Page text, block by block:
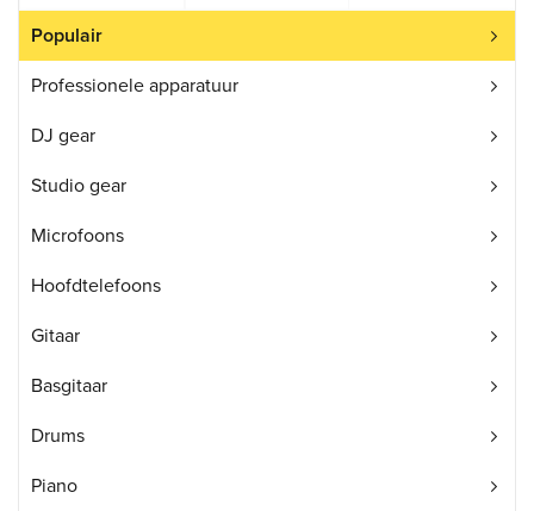
Populair
Professionele apparatuur
DJ gear
Studio gear
Microfoons
Hoofdtelefoons
Gitaar
Basgitaar
Drums
Piano